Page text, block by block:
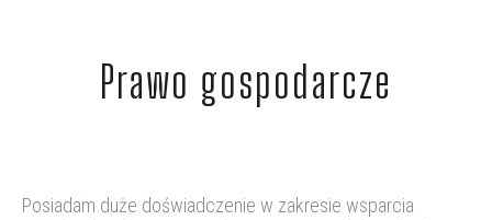
Prawo gospodarcze
Posiadam duże doświadczenie w zakresie wsparcia